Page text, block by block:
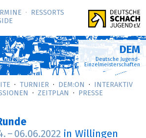
RESSORTS
DEM
Deutsche Jugend-
Einzelmeisterschaften
TURNIER DEM:ON
INTERAKTIV
ZEITPLAN PRESSE
– 06.06.2022 in Willingen